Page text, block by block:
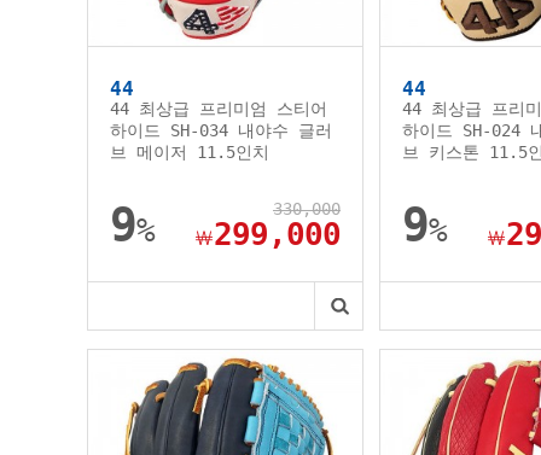
44
44 최상급 프리미엄 스티어
하이드 SH-034 내야수 글러
브 메이저 11.5인치
9%
330,000
￦299,000
44
44 최상급 프리
하이드 SH-024
브 키스톤 11.5
9% ￦